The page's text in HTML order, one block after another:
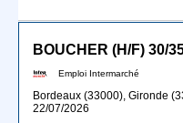
BOUCHER (H/F) 30/
Emploi Intermarché
Bordeaux (33000), Gironde
22/07/2026